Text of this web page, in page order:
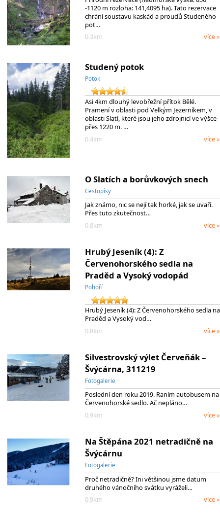
-1120 m rozloha: 141,4095 ha). Tato rezervace
chrání soustavu kaskád a proudů Studeného
pot…
0.3km
více »
Studený potok
Potok
Asi 4km dlouhý levobřežní přítok Bělé.
Pramení v oblasti pod Velkým Jezerníkem, v
oblasti Slatí, které jsou jeho zdrojnicí ve výšce
přes 1220 m. …
0.4km
více »
O Slatích a borůvkových snech
Cestopisy
Jak známo, nic se nejí tak horké, jak se uvaří.
Přes tuto zkutečnost…
0.8km
více »
Hrubý Jeseník (4): Z
Červenohorského sedla na
Praděd a Vysoký vodopád
Pohoří
Hrubý Jeseník (4): Z Červenohorského sedla na
Praděd a Vysoký vod…
0.8km
více »
Silvestrovský výlet Červeňák –
Švýcárna, 311219
Fotogalerie
Poslední den roku 2019. Raním autobusem na
Červenohorské sedlo. Ač nepláno…
0.9km
více »
Na Štěpána 2021 netradičně na
Švýcárnu
Fotogalerie
Proč netradičně? Ini většinou jsme datum
druhého vánočního svátku vyráželi…
0.9km
více »